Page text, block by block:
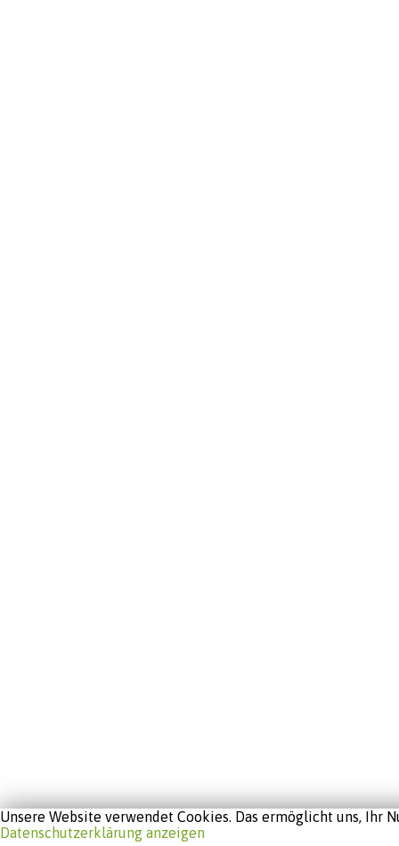
Unsere Website verwendet Cookies. Das ermöglicht uns,
Datenschutzerklärung anzeigen